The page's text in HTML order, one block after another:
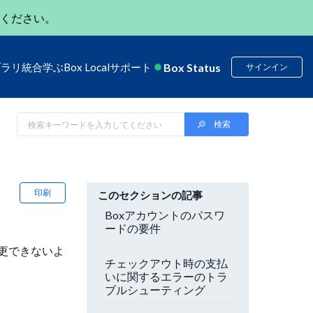
ださい。
リ 統合学ぶBox Localサポート Box Status サインイン
印刷
できないよ
このセクションの記事
Boxアカウントのパスワ
ードの要件
チェックアウト時の支払
いに関するエラーのトラ
ブルシューティング